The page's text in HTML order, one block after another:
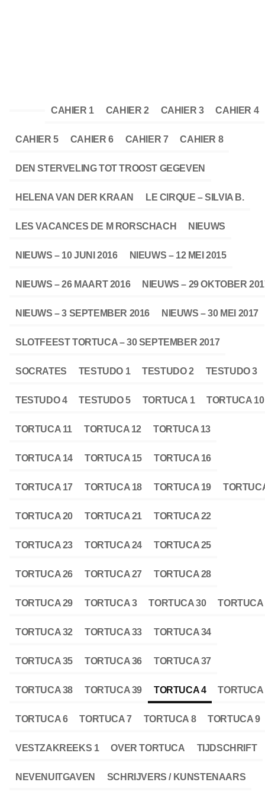
CAHIER 1 CAHIER 2 CAHIER 3 CAHIER 4
CAHIER 5 CAHIER 6 CAHIER 7 CAHIER 8
DEN STERVELING TOT TROOST GEGEVEN
HELENA VAN DER KRAAN LE CIRQUE – SILVIA B.
LES VACANCES DE M RORSCHACH NIEUWS
NIEUWS – 10 JUNI 2016 NIEUWS – 12 MEI 2015
NIEUWS – 26 MAART 2016 NIEUWS – 29 OKTOBER
NIEUWS – 3 SEPTEMBER 2016 NIEUWS – 30 MEI 2017
SLOTFEEST TORTUCA – 30 SEPTEMBER 2017
SOCRATES TESTUDO 1 TESTUDO 2 TESTUDO 3
TESTUDO 4 TESTUDO 5 TORTUCA 1 TORTUCA 10
TORTUCA 11 TORTUCA 12 TORTUCA 13
TORTUCA 14 TORTUCA 15 TORTUCA 16
TORTUCA 17 TORTUCA 18 TORTUCA 19
TORTUCA 20 TORTUCA 21 TORTUCA 22
TORTUCA 23 TORTUCA 24 TORTUCA 25
TORTUCA 26 TORTUCA 27 TORTUCA 28
TORTUCA 29 TORTUCA 3 TORTUCA 30 TORTUCA
TORTUCA 32 TORTUCA 33 TORTUCA 34
TORTUCA 35 TORTUCA 36 TORTUCA 37
TORTUCA 38 TORTUCA 39 TORTUCA 4 TORTUCA
TORTUCA 6 TORTUCA 7 TORTUCA 8 TORTUCA 9
VESTZAKREEKS 1 OVER TORTUCA TIJDSCHRIFT
NEVENUITGAVEN SCHRIJVERS / KUNSTENAARS